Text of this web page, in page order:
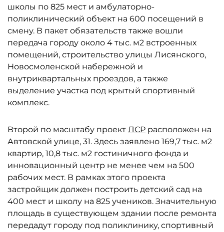
школы по 825 мест и амбулаторно-
поликлинический объект на 600 посещений в
смену. В пакет обязательств также вошли
передача городу около 4 тыс. м2 встроенных
помещений, строительство улицы Лисянского,
Новосмоленской набережной и
внутриквартальных проездов, а также
выделение участка под крытый спортивный
комплекс.
Второй по масштабу проект ЛСР расположен на
Автовской улице, 31. Здесь заявлено 169,7 тыс. м2
квартир, 10,8 тыс. м2 гостиничного фонда и
инновационный центр не менее чем на 500
рабочих мест. В рамках этого проекта
застройщик должен построить детский сад на
400 мест и школу на 825 учеников. Значительную
площадь в существующем здании после ремонта
передадут городу под поликлинику, спортивный